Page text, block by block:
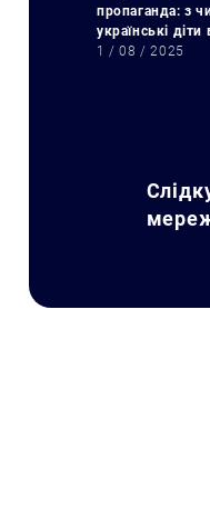
пропаганда: з
українські діти
1 / 08 / 2025